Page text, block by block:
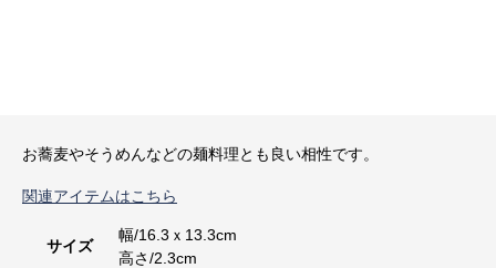
お蕎麦やそうめんなどの麺料理とも良い相性です。
関連アイテムはこちら
サイズ
幅/16.3ｘ13.3cm
高さ/2.3cm